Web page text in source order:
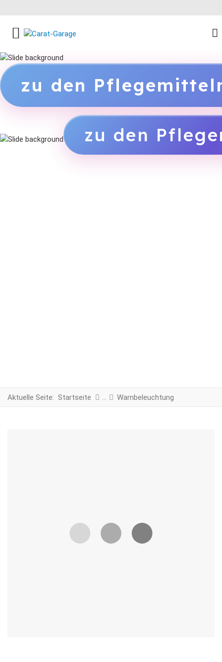
zu den
zu den
Aktuelle Seite: Startseite Warnbeleuchtung